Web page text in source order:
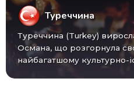
Туреччина
Туреччина (Turkey) виросла з колись грізної імперії
Османа, що розгорнула
найбагатшому культурно-